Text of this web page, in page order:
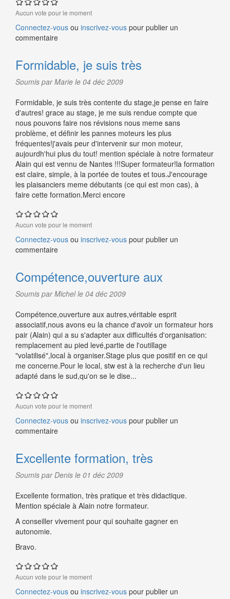
Aucun vote pour le moment
Connectez-vous ou inscrivez-vous pour publier un
commentaire
Formidable, je suis très
Soumis par Marie le 04 déc 2009
Formidable, je suis très contente du stage,je pense en faire
d'autres! grace au stage, je me suis rendue compte que
nous pouvons faire nos révisions nous meme sans
problème, et définir les pannes moteurs les plus
fréquentes!j'avais peur d'intervenir sur mon moteur,
aujourdh'hui plus du tout! mention spéciale à notre formateur
Alain qui est vennu de Nantes !!!Super formateur!la formation
est claire, simple, à la portée de toutes et tous.J'encourage
les plaisanciers meme débutants (ce qui est mon cas), à
faire cette formation.Merci encore
Aucun vote pour le moment
Connectez-vous ou inscrivez-vous pour publier un
commentaire
Compétence,ouverture aux
Soumis par Michel le 04 déc 2009
Compétence,ouverture aux autres,véritable esprit
associatif,nous avons eu la chance d'avoir un formateur hors
pair (Alain) qui a su s'adapter aux difficultés d'organisation:
remplacement au pied levé,partie de l'outillage
"volatilisé",local à organiser.Stage plus que positif en ce qui
me concerne.Pour le local, stw est à la recherche d'un lieu
adapté dans le sud,qu'on se le dise...
Aucun vote pour le moment
Connectez-vous ou inscrivez-vous pour publier un
commentaire
Excellente formation, très
Soumis par Denis le 01 déc 2009
Excellente formation, très pratique et très didactique.
Mention spéciale à Alain notre formateur.
A conseiller vivement pour qui souhaite gagner en
autonomie.
Bravo.
Aucun vote pour le moment
Connectez-vous ou inscrivez-vous pour publier un